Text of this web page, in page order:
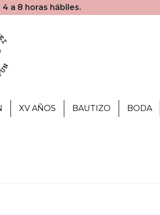
a 8 horas hábiles.
XV AÑOS BAUTIZO BODA